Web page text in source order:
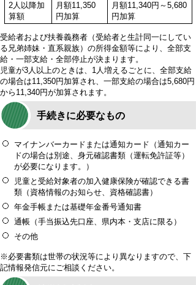
2人以降加
算額
月額11,350
円加算
月額11,340円～5,680
円加算
受給者および扶養義務者（受給者と生計同一にしてい
る兄弟姉妹・直系親族）の所得金額等により、全部支
給・一部支給・全部停止が決まります。
児童が3人以上のときは、1人増えるごとに、全部支給
の場合は11,350円加算され、一部支給の場合は5,680円
から11,340円が加算されます。
手続きに必要なもの
マイナンバーカードまたは通知カード（通知カー
ドの場合は別途、身元確認書類（運転免許証等）
が必要になります。）
児童と受給対象者の加入健康保険が確認できる書
類（資格情報のお知らせ、資格確認書）
年金手帳または基礎年金番号通知書
通帳（手当振込先口座、県内本・支店に限る）
その他
※必要書類は世帯の状況等により異なりますので、下
記情報発信元にご相談ください。